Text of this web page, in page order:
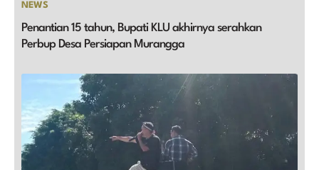
NEWS
Penantian 15 tahun, Bupati KLU akhirnya serahkan
Perbup Desa Persiapan Murangga